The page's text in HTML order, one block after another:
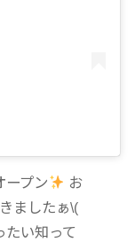
ープン
お
ましたぁ\(
たい知って